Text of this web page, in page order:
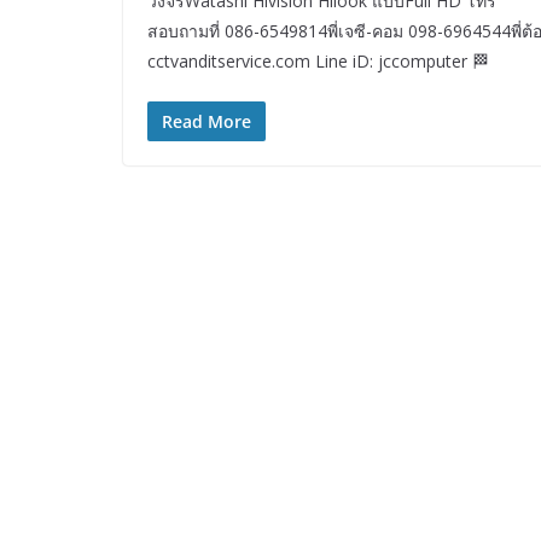
สอบถามที่ 086-6549814พี่เจซี-คอม 098-6964544พี่ต้
cctvanditservice.com Line iD: jccomputer 🏁
Read More